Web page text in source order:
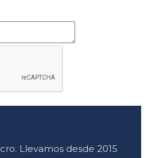
Llevamos desde 2015